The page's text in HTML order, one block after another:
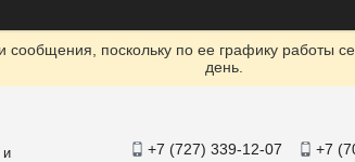
поскольку по ее графику работы
день.
и
+7 (727) 339-12-07 +7